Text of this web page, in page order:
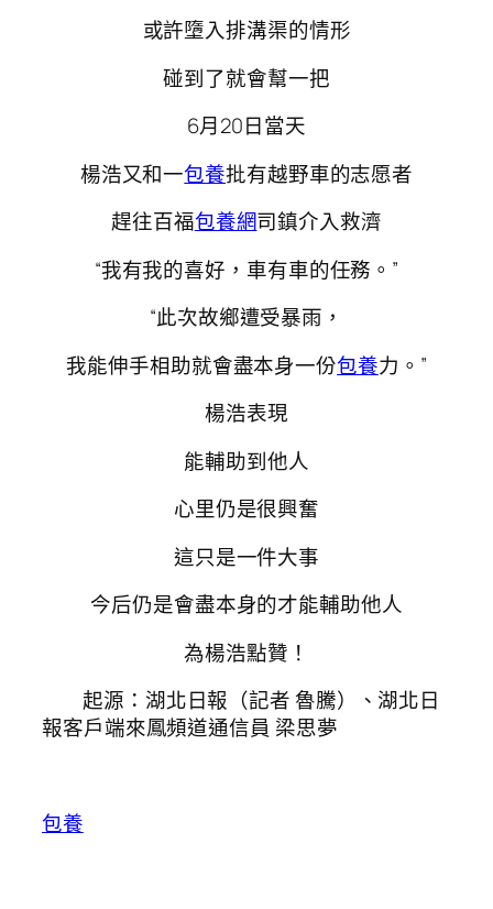
或許墮入排溝渠的情形
碰到了就會幫一把
6月20日當天
楊浩又和一包養批有越野車的志愿者
趕往百福包養網司鎮介入救濟
“我有我的喜好，車有車的任務。”
“此次故鄉遭受暴雨，
我能伸手相助就會盡本身一份包養力。”
楊浩表現
能輔助到他人
心里仍是很興奮
這只是一件大事
今后仍是會盡本身的才能輔助他人
為楊浩點贊！
起源：湖北日報（記者 魯騰）、湖北日
報客戶端來鳳頻道通信員 梁思夢
包養